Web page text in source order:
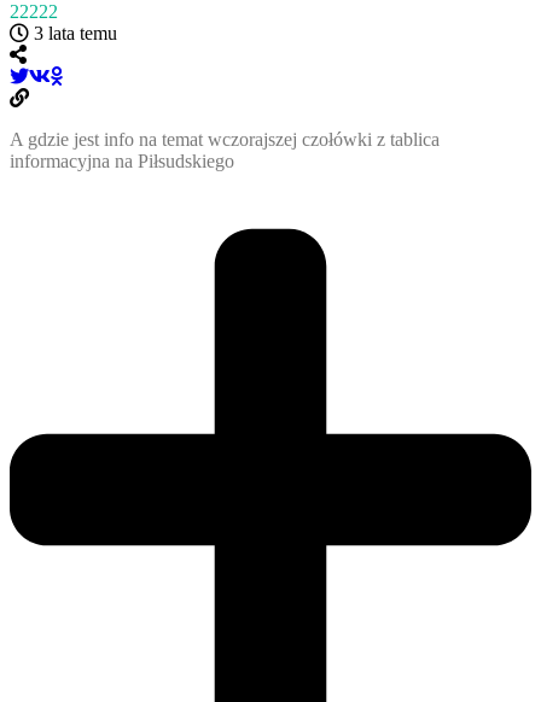
22222
3 lata temu
A gdzie jest info na temat wczorajszej czołówki z tablica
informacyjna na Piłsudskiego